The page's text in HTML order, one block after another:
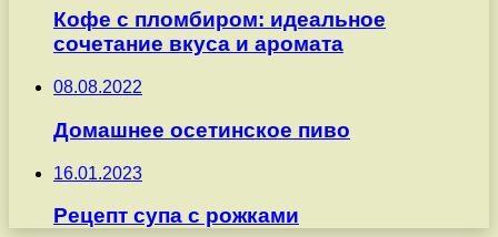
Кофе с пломбиром: идеальное
сочетание вкуса и аромата
08.08.2022
Домашнее осетинское пиво
16.01.2023
Рецепт супа с рожками